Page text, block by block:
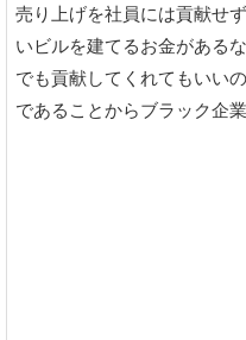
売り上げを社員には貢献せ
いビルを建てるお金がある
でも貢献してくれてもいい
であることからブラック企